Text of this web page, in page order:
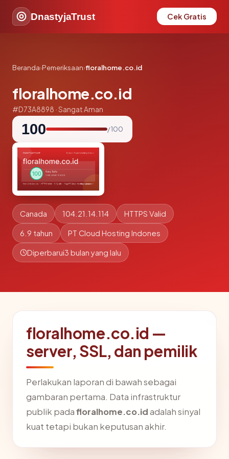
DnastyjaTrust Cek Gratis
Beranda›Pemeriksaan›floralhome.co.id
floralhome.co.id
#D73A8898 · Sangat Aman
100 / 100
Canada 104.21.14.114 HTTPS Valid
6.9 tahun PT Cloud Hosting Indones
Diperbarui3 bulan yang lalu
floralhome.co.id —
server, SSL, dan pemilik
Perlakukan laporan di bawah sebagai
gambaran pertama. Data infrastruktur
publik padafloralhome.co.idadalah sinyal
kuat tetapi bukan keputusan akhir.